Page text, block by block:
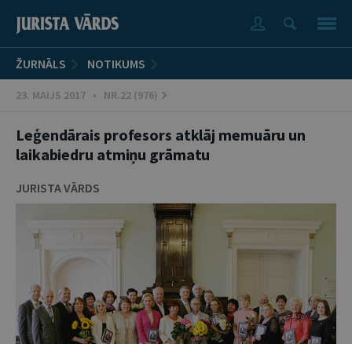
ŽURNĀLS NOTIKUMS
23. MAIJS 2017 • NR.22 (976)
Leģendārais profesors atklāj memuāru un
laikabiedru atmiņu grāmatu
JURISTA VĀRDS